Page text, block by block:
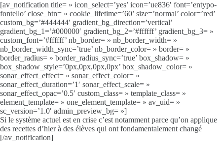
[av_notification title= » icon_select=’yes’ icon=’ue836′ font=’entypo-
fontello’ close_btn= » cookie_lifetime=’60’ size=’normal’ color=’red’
custom_bg=’#444444′ gradient_bg_direction=’vertical’
gradient_bg_1=’#000000′ gradient_bg_2=’#ffffff’ gradient_bg_3= »
custom_font=’#ffffff’ nb_border= » nb_border_width= »
nb_border_width_sync=’true’ nb_border_color= » border= »
border_radius= » border_radius_sync=’true’ box_shadow= »
box_shadow_style=’0px,0px,0px,0px’ box_shadow_color= »
sonar_effect_effect= » sonar_effect_color= »
sonar_effect_duration=’1′ sonar_effect_scale= »
sonar_effect_opac=’0.5′ custom_class= » template_class= »
element_template= » one_element_template= » av_uid= »
sc_version=’1.0′ admin_preview_bg= »]
Si le système actuel est en crise c’est notamment parce qu’on applique
des recettes d’hier à des élèves qui ont fondamentalement changé
[/av_notification]